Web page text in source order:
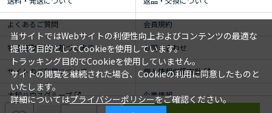
よくあるご質問 会員規約
特定商取引法に基づく表示 お問い合わせ
サイトのご利用について 個人情報保護方針
大和ハウスグループ 企業情報
当サイトではWebサイトの利便性向上およびコンテンツの最適な
提供を目的としてCookieを使用しています。
トラッキング目的でCookieを使用していません。
サイトの閲覧を継続された場合、Cookieの利用に同意したものと
いたします。
詳細についてはプライバシーポリシーをご確認ください。